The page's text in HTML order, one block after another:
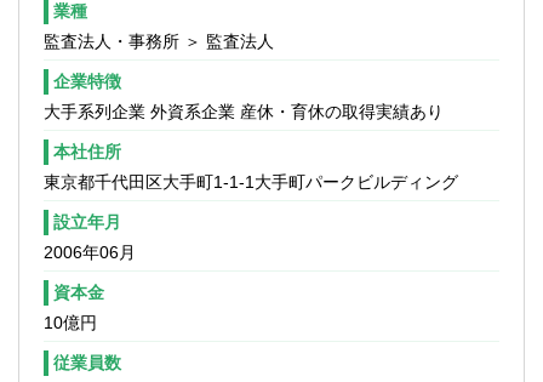
ュニケーション力や利害調整力
■サステナビリティ業務拡大のためにどうす
定、BATICなど）
れた環境でグローバルなマインドセットと
ができる。
りを行うことができる。
業種
監査法人・事務所 ＞ 監査法人
企業特徴
大手系列企業 外資系企業 産休・育休の取得実績あり
本社住所
東京都千代田区大手町1-1-1大手町パークビルディング
設立年月
2006年06月
資本金
10億円
従業員数